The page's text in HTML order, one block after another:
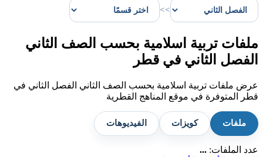
>>
ملفات تربية اسلامية بحسب الصف الثاني
الفصل الثاني في قطر
عرض ملفات تربية اسلامية بحسب الصف الثاني الفصل الثاني في
قطر المتوفرة في موقع المناهج القطرية
ملفات كويزات الفيديوهات
عدد الملفات: ...